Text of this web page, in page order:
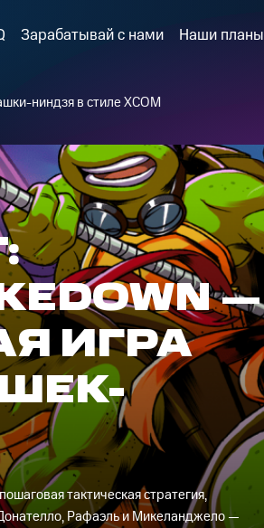
Зарабатывай с нами Наши планы
ниндзя в стиле XCOM
—
ИГРА
тактическая стратегия,
Рафаэль и Микеланджело —